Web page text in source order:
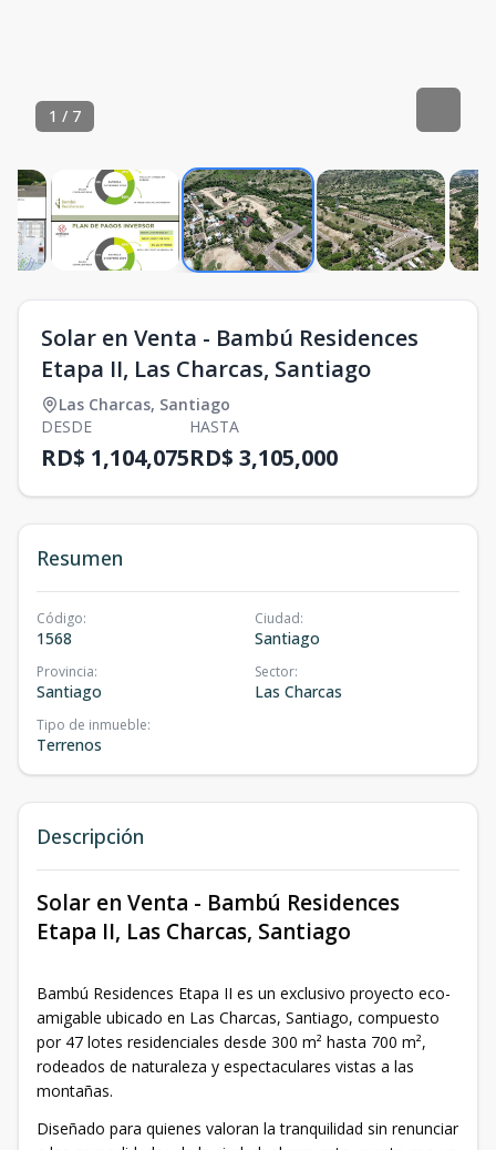
1 / 7
Solar en Venta - Bambú Residences
Etapa II, Las Charcas, Santiago
Las Charcas, Santiago
DESDE
RD$ 1,104,075
HASTA
RD$ 3,105,000
Resumen
Código:
1568
Ciudad:
Santiago
Provincia:
Santiago
Sector:
Las Charcas
Tipo de inmueble:
Terrenos
Descripción
Solar en Venta - Bambú Residences
Etapa II, Las Charcas, Santiago
Bambú Residences Etapa II es un exclusivo proyecto eco-
amigable ubicado en Las Charcas, Santiago, compuesto
por 47 lotes residenciales desde 300 m² hasta 700 m²,
rodeados de naturaleza y espectaculares vistas a las
montañas.
Diseñado para quienes valoran la tranquilidad sin renunciar